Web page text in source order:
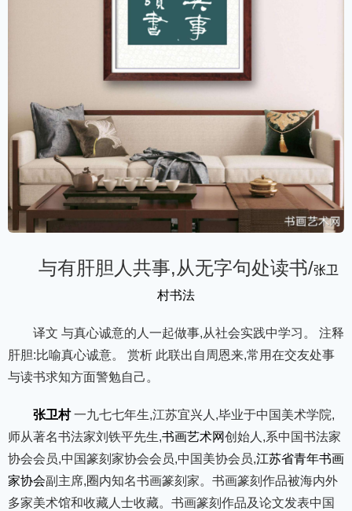
与有肝胆人共事,从无字句处读书/张卫
村书法
译文 与真心诚意的人一起做事,从社会实践中学习。 注释
肝胆:比喻真心诚意。 赏析 此联出自周恩来,常用在交友处事
与读书求知方面警勉自己。
张卫村 一九七七年生,江苏宜兴人,毕业于中国美术学院,
师从著名书法家刘铁平先生,书画艺术网创始人,系中国书法家
协会会员,中国篆刻家协会会员,中国美协会员,江苏省青年书画
家协会副主席,圈内知名书画篆刻家。书画篆刻作品被海内外
多家美术馆和收藏人士收藏。书画篆刻作品及论文发表中国